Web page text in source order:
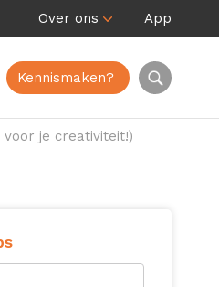
Over ons App
Kennismaken?
je creativiteit!)